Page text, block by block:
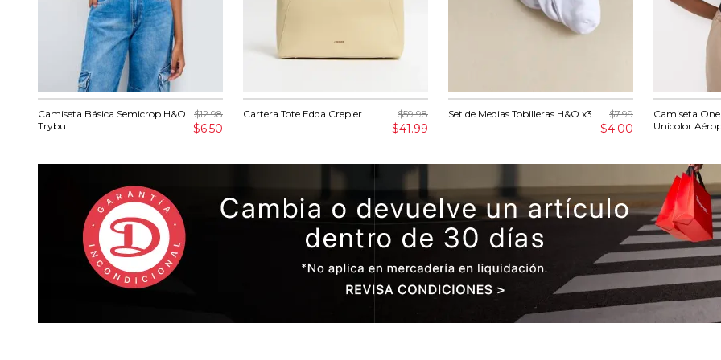
Camiseta Básica Semicrop H&O
Trybu
$12.98
$6.50
Cartera Tote Edda Crepier $59.98
$41.99
Set de Medias Tobilleras H&O x3 $7.99
$4.00
Camiseta
Unicolor